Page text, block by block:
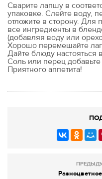
Сварите лапшу в
упаковке. Слейте воду,
отложите в сторону. Для
все ингредиенты в
(добавляя воду или
Хорошо перемешайте
Дайте блюду настояться
Соль или перец
Приятного аппетита!